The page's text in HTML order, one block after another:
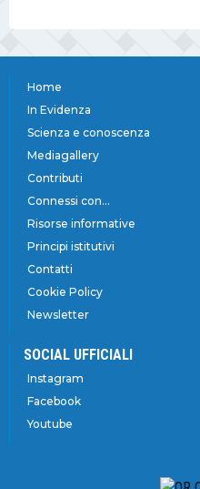
Home
In Evidenza
Scienza e conoscenza
Mediagallery
Contributi
Connessi con...
Risorse informative
Principi istitutivi
Contatti
Cookie Policy
Newsletter
SOCIAL UFFICIALI
Instagram
Facebook
Youtube